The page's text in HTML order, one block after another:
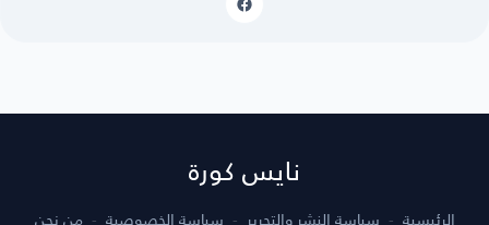
نايس كورة
الرئيسية سياسة النشر والتحرير سياسة الخصوصية من نحن